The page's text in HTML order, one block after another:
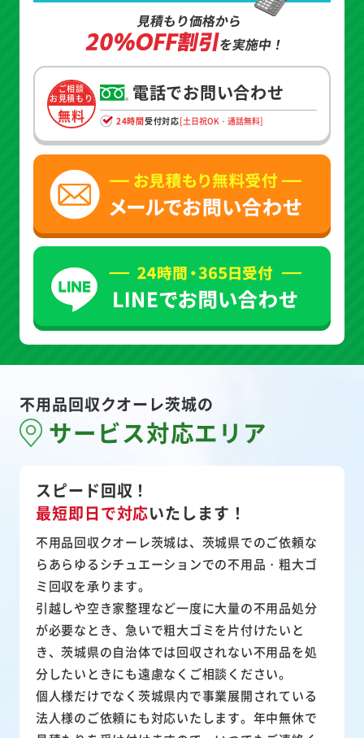
見積もり価格から
20%OFF割引を実施中！
ご相談
お見積もり
無料
電話でお問い合わせ
24時間受付対応[土日祝OK・通話無料]
不用品回収クオーレ茨城の
サービス対応エリア
スピード回収！
最短即日で対応いたします！
不用品回収クオーレ茨城は、茨城県でのご依頼な
らあらゆるシチュエーションでの不用品・粗大ゴ
ミ回収を承ります。
引越しや空き家整理など一度に大量の不用品処分
が必要なとき、急いで粗大ゴミを片付けたいと
き、茨城県の自治体では回収されない不用品を処
分したいときにも遠慮なくご相談ください。
個人様だけでなく茨城県内で事業展開されている
法人様のご依頼にも対応いたします。年中無休で